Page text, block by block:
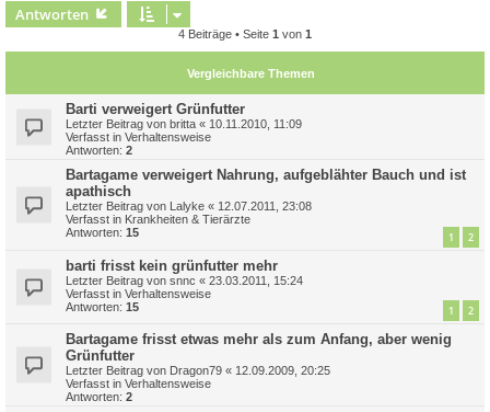
Antworten
4 Beiträge • Seite 1 von 1
Vergleichbare Themen
Barti verweigert Grünfutter
Letzter Beitrag von britta « 10.11.2010, 11:09
Verfasst in Verhaltensweise
Antworten: 2
Bartagame verweigert Nahrung, aufgeblähter Bauch und ist
apathisch
Letzter Beitrag von Lalyke « 12.07.2011, 23:08
Verfasst in Krankheiten & Tierärzte
Antworten: 15 1 2
barti frisst kein grünfutter mehr
Letzter Beitrag von snnc « 23.03.2011, 15:24
Verfasst in Verhaltensweise
Antworten: 15 1 2
Bartagame frisst etwas mehr als zum Anfang, aber wenig
Grünfutter
Letzter Beitrag von Dragon79 « 12.09.2009, 20:25
Verfasst in Verhaltensweise
Antworten: 2